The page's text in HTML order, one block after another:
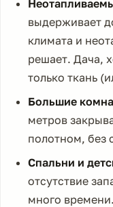
выдерживает
климата и
решает. Дача,
только ткань
Большие
метров
полотном, без
Спальни и
отсутствие
много времени.